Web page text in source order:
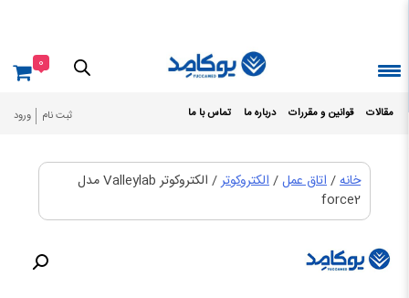
مقالات قوانین و مقررات درباره ما تماس با ما ثبت نام ورود
0
خانه/اتاق عمل/الکتروکوتر
/ الکتروکوتر Valleylab مدل
force2